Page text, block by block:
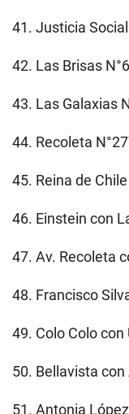
41. Justicia
42. Las Brisas
43. Las Galaxias
44. Recoleta
45. Reina de
46. Einstein con
47. Av. Recoleta
48. Francisco
49. Colo Colo con
50. Bellavista con
51. Antonia